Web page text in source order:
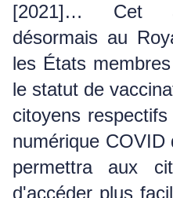
[2021]… Cet
désormais au
les États
le statut de
citoyens
numérique COVID
permettra aux
d'accéder plus